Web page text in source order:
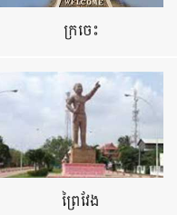
ក្រចេះ
ព្រៃវែង